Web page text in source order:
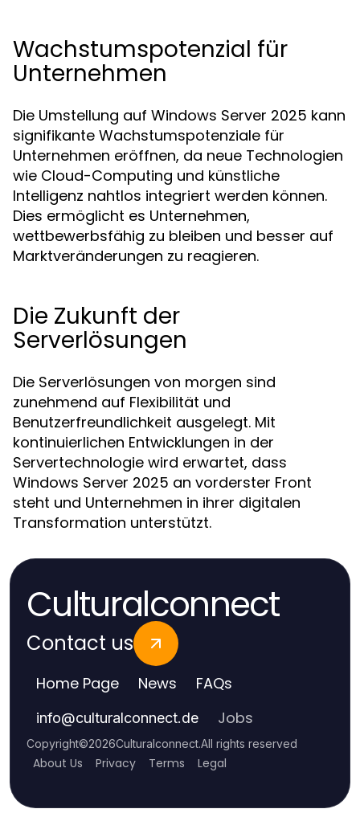
Wachstumspotenzial für
Unternehmen
Die Umstellung auf Windows Server 2025 kann
signifikante Wachstumspotenziale für
Unternehmen eröffnen, da neue Technologien
wie Cloud-Computing und künstliche
Intelligenz nahtlos integriert werden können.
Dies ermöglicht es Unternehmen,
wettbewerbsfähig zu bleiben und besser auf
Marktveränderungen zu reagieren.
Die Zukunft der
Serverlösungen
Die Serverlösungen von morgen sind
zunehmend auf Flexibilität und
Benutzerfreundlichkeit ausgelegt. Mit
kontinuierlichen Entwicklungen in der
Servertechnologie wird erwartet, dass
Windows Server 2025 an vorderster Front
steht und Unternehmen in ihrer digitalen
Transformation unterstützt.
Culturalconnect
Contact us
Home Page News FAQs
info@culturalconnect.de Jobs
Copyright©2026Culturalconnect.All rights reserved
About Us Privacy Terms Legal